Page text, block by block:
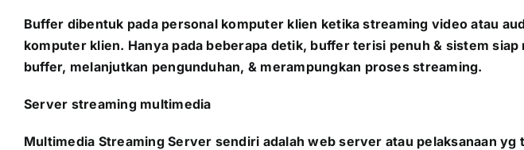
Buffer dibentuk pada personal komputer klien ketika streaming video atau
komputer klien. Hanya pada beberapa detik, buffer terisi penuh & sistem
buffer, melanjutkan pengunduhan, & merampungkan proses streaming.
Server streaming multimedia
Multimedia Streaming Server sendiri adalah web server atau pelaksanaan